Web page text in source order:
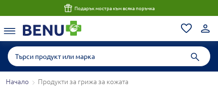
Подарък мостра към всяка поръчка
Начало Продукти за грижа за кожата